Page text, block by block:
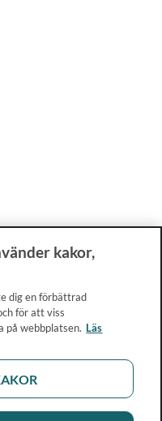
kakor,
dig en förbättrad
för att viss
på webbplatsen. Läs